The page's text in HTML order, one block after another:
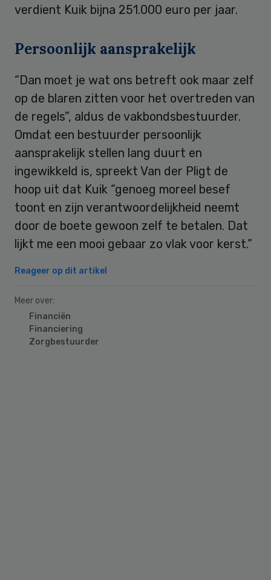
verdient Kuik bijna 251.000 euro per jaar.
Persoonlijk aansprakelijk
“Dan moet je wat ons betreft ook maar zelf
op de blaren zitten voor het overtreden van
de regels”, aldus de vakbondsbestuurder.
Omdat een bestuurder persoonlijk
aansprakelijk stellen lang duurt en
ingewikkeld is, spreekt Van der Pligt de
hoop uit dat Kuik “genoeg moreel besef
toont en zijn verantwoordelijkheid neemt
door de boete gewoon zelf te betalen. Dat
lijkt me een mooi gebaar zo vlak voor kerst.”
Reageer op dit artikel
Meer over:
Financiën
Financiering
Zorgbestuurder